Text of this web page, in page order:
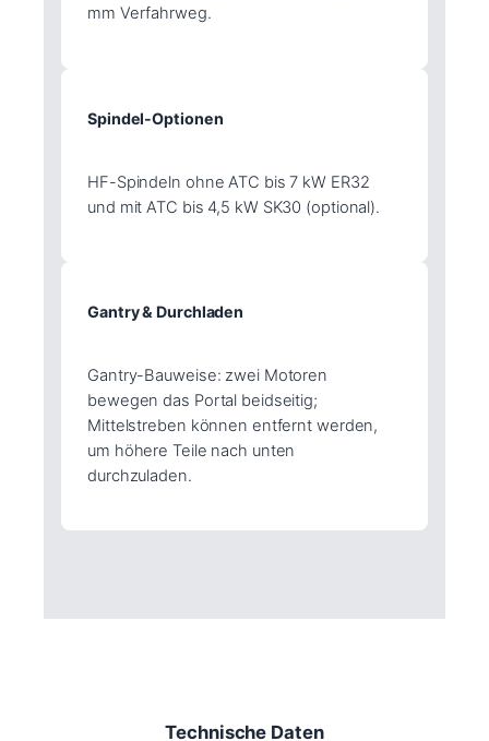
mm Verfahrweg.
Spindel-Optionen
HF-Spindeln ohne ATC bis 7 kW ER32
und mit ATC bis 4,5 kW SK30 (optional).
Gantry & Durchladen
Gantry-Bauweise: zwei Motoren
bewegen das Portal beidseitig;
Mittelstreben können entfernt werden,
um höhere Teile nach unten
durchzuladen.
Technische Daten